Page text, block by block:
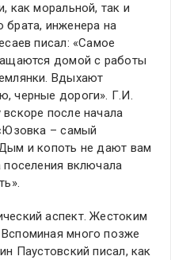
как моральной, так и
инженера на
писал: «Самое
домой с работы
Вдыхают
черные дороги». Г.И.
после начала
– самый
и копоть не дают вам
поселения включала
аспект. Жестоким
много позже
Паустовский писал, как